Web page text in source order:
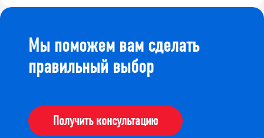
Мы поможем вам сделать
правильный выбор
Получить консультацию